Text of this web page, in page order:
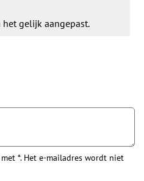
het gelijk aangepast.
*. Het e-mailadres wordt niet